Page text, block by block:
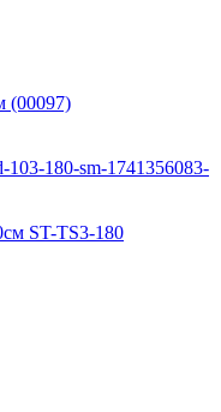
(00097)
ST-TS3-180